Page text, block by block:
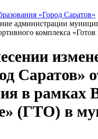
«Город Саратов»
администрации
комплекса
Саратов»
в рамках
(ГТО) в